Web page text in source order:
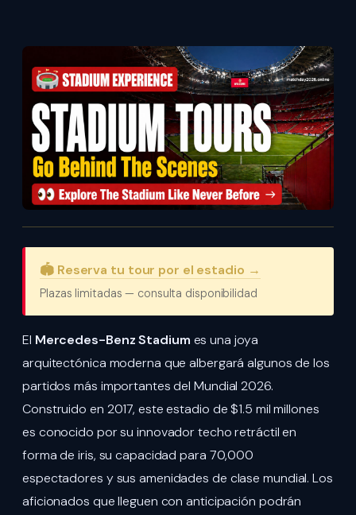
🏟️ Reserva tu tour por el estadio →
Plazas limitadas — consulta disponibilidad
El Mercedes-Benz Stadium es una joya
arquitectónica moderna que albergará algunos de los
partidos más importantes del Mundial 2026.
Construido en 2017, este estadio de $1.5 mil millones
es conocido por su innovador techo retráctil en
forma de iris, su capacidad para 70,000
espectadores y sus amenidades de clase mundial. Los
aficionados que lleguen con anticipación podrán